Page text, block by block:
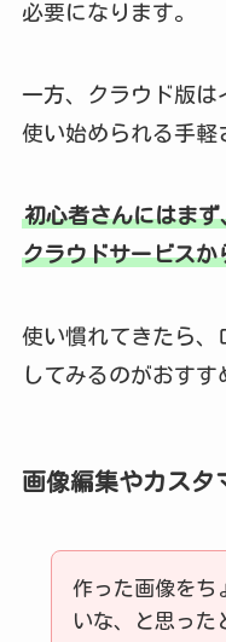
必要になります。
一方、クラウド版は
使い始められる手軽
初心者さんにはま
クラウドサービスか
使い慣れてきたら、
してみるのがおすす
画像編集やカスタ
作った画像をち
いな、と思った